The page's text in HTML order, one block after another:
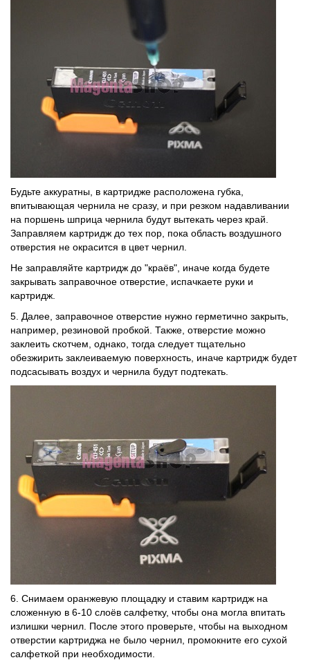
Будьте аккуратны, в картридже расположена губка,
впитывающая чернила не сразу, и при резком надавливании
на поршень шприца чернила будут вытекать через край.
Заправляем картридж до тех пор, пока область воздушного
отверстия не окрасится в цвет чернил.
Не заправляйте картридж до "краёв", иначе когда будете
закрывать заправочное отверстие, испачкаете руки и
картридж.
5. Далее, заправочное отверстие нужно герметично закрыть,
например, резиновой пробкой. Также, отверстие можно
заклеить скотчем, однако, тогда следует тщательно
обезжирить заклеиваемую поверхность, иначе картридж будет
подсасывать воздух и чернила будут подтекать.
6. Снимаем оранжевую площадку и ставим картридж на
сложенную в 6-10 слоёв салфетку, чтобы она могла впитать
излишки чернил. После этого проверьте, чтобы на выходном
отверстии картриджа не было чернил, промокните его сухой
салфеткой при необходимости.